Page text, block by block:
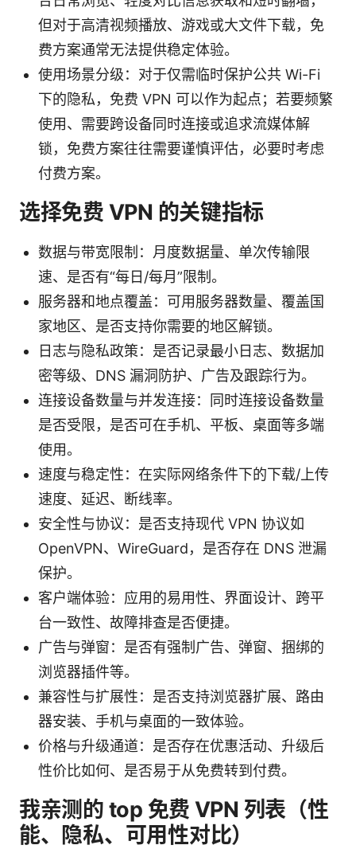
但对于高清视频播放、游戏或大文件下载，免
费方案通常无法提供稳定体验。
使用场景分级：对于仅需临时保护公共 Wi-Fi
下的隐私，免费 VPN 可以作为起点；若要频繁
使用、需要跨设备同时连接或追求流媒体解
锁，免费方案往往需要谨慎评估，必要时考虑
付费方案。
选择免费 VPN 的关键指标
数据与带宽限制：月度数据量、单次传输限
速、是否有“每日/每月”限制。
服务器和地点覆盖：可用服务器数量、覆盖国
家地区、是否支持你需要的地区解锁。
日志与隐私政策：是否记录最小日志、数据加
密等级、DNS 漏洞防护、广告及跟踪行为。
连接设备数量与并发连接：同时连接设备数量
是否受限，是否可在手机、平板、桌面等多端
使用。
速度与稳定性：在实际网络条件下的下载/上传
速度、延迟、断线率。
安全性与协议：是否支持现代 VPN 协议如
OpenVPN、WireGuard，是否存在 DNS 泄漏
保护。
客户端体验：应用的易用性、界面设计、跨平
台一致性、故障排查是否便捷。
广告与弹窗：是否有强制广告、弹窗、捆绑的
浏览器插件等。
兼容性与扩展性：是否支持浏览器扩展、路由
器安装、手机与桌面的一致体验。
价格与升级通道：是否存在优惠活动、升级后
性价比如何、是否易于从免费转到付费。
我亲测的 top 免费 VPN 列表（性
能、隐私、可用性对比）